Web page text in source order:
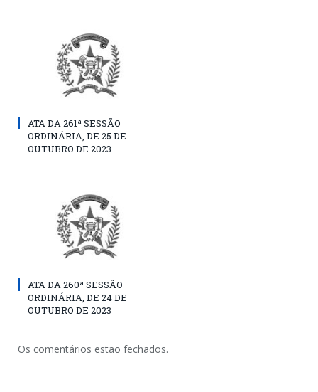
ATA DA 261ª SESSÃO
ORDINÁRIA, DE 25 DE
OUTUBRO DE 2023
ATA DA 260ª SESSÃO
ORDINÁRIA, DE 24 DE
OUTUBRO DE 2023
Os comentários estão fechados.